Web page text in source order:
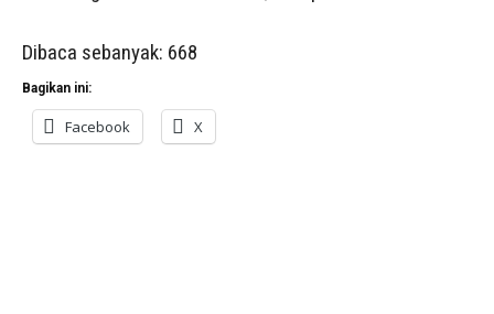
Dibaca sebanyak: 668
Bagikan ini:
Facebook X